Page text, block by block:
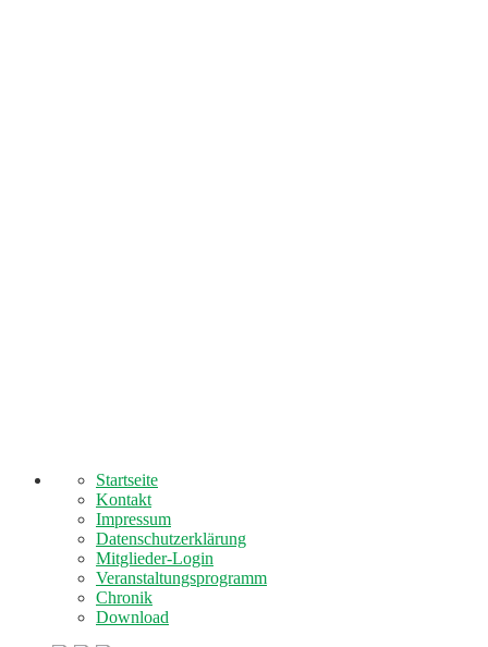
Startseite
Kontakt
Impressum
Datenschutzerklärung
Mitglieder-Login
Veranstaltungsprogramm
Chronik
Download